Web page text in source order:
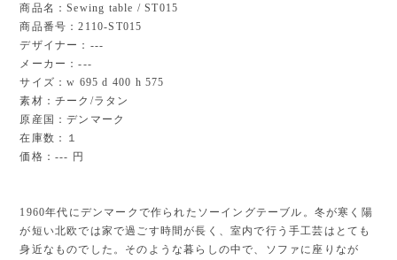
商品名：Sewing table / ST015
商品番号：2110-ST015
デザイナー：---
メーカー：---
サイズ：w 695 d 400 h 575
素材：チーク/ラタン
原産国：デンマーク
在庫数：１
価格：--- 円
1960年代にデンマークで作られたソーイングテーブル。冬が寒く陽
が短い北欧では家で過ごす時間が長く、室内で行う手工芸はとても
身近なものでした。そのような暮らしの中で、ソファに座りなが